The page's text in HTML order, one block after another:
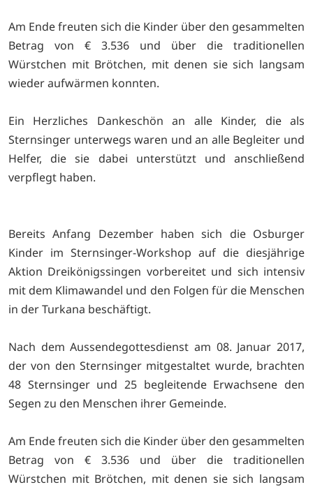
Am Ende freuten sich die Kinder über den gesammelten
Betrag von € 3.536 und über die traditionellen
Würstchen mit Brötchen, mit denen sie sich langsam
wieder aufwärmen konnten.
Ein Herzliches Dankeschön an alle Kinder, die als
Sternsinger unterwegs waren und an alle Begleiter und
Helfer, die sie dabei unterstützt und anschließend
verpflegt haben.
Bereits Anfang Dezember haben sich die Osburger
Kinder im Sternsinger-Workshop auf die diesjährige
Aktion Dreikönigssingen vorbereitet und sich intensiv
mit dem Klimawandel und den Folgen für die Menschen
in der Turkana beschäftigt.
Nach dem Aussendegottesdienst am 08. Januar 2017,
der von den Sternsinger mitgestaltet wurde, brachten
48 Sternsinger und 25 begleitende Erwachsene den
Segen zu den Menschen ihrer Gemeinde.
Am Ende freuten sich die Kinder über den gesammelten
Betrag von € 3.536 und über die traditionellen
Würstchen mit Brötchen, mit denen sie sich langsam